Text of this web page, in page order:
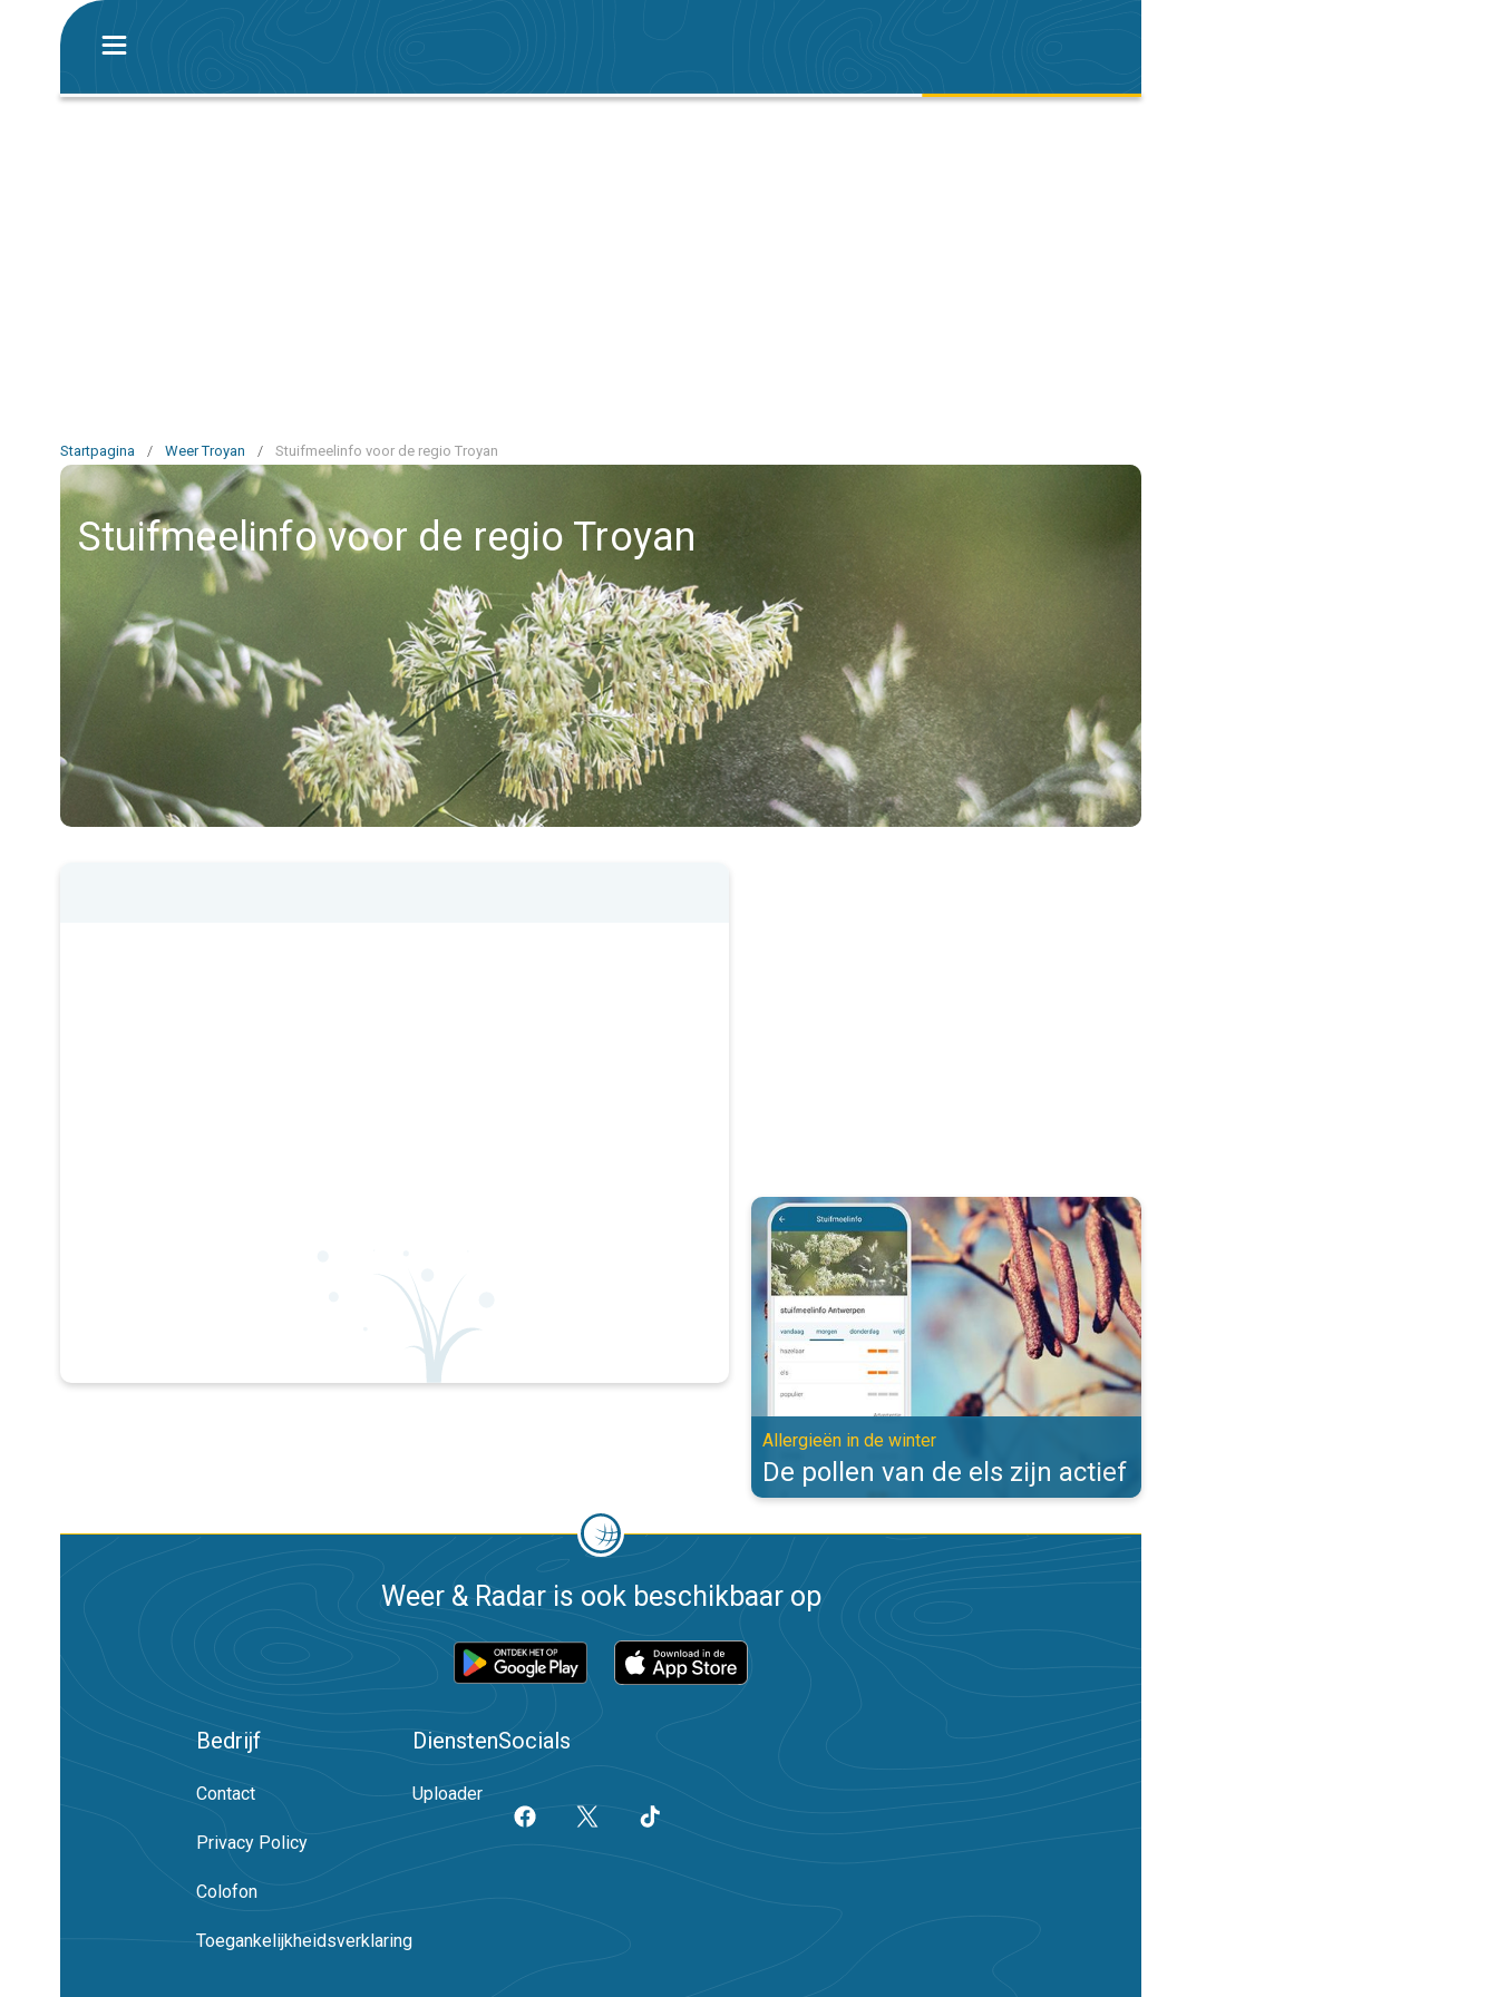
Startpagina / Weer Troyan / Stuifmeelinfo voor de regio Troyan
Stuifmeelinfo voor de regio Troyan
De pollen van de els zijn actief. Allergieën in de winter. . .
Allergieën in de winter
De pollen van de els zijn actief
Weer & Radar is ook beschikbaar op
Bedrijf
Contact
Privacy Policy
Colofon
Toegankelijkheidsverklaring
Diensten
Uploader
Socials